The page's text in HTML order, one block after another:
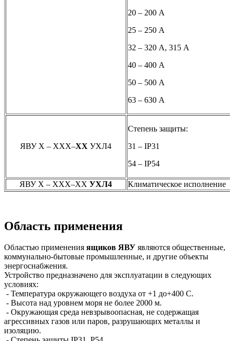
20 – 200 А
25 – 250 А
32 – 320 А, 315 А
40 – 400 А
50 – 500 А
63 – 630 А
ЯВУ Х – ХХХ–ХХ УХЛ4
Степень защиты:
31 – IP31
54 – IP54
ЯВУ Х – ХХХ–ХХ УХЛ4 Климатическое исполнение
Область применения
Областью применения ящиков ЯВУ являются общественные,
коммунально-бытовые промышленные, и другие объекты
энергоснабжения.
Устройство предназначено для эксплуатации в следующих
условиях:
- Температура окружающего воздуха от +1 до+400 С.
- Высота над уровнем моря не более 2000 м.
- Окружающая среда невзрывоопасная, не содержащая
агрессивных газов или паров, разрушающих металлы и
изоляцию.